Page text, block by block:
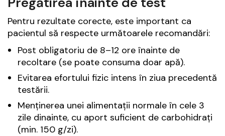
Pentru rezultate corecte, este important ca
pacientul să respecte următoarele recomandări:
Post obligatoriu de 8–12 ore înainte de
recoltare (se poate consuma doar apă).
Evitarea efortului fizic intens în ziua precedentă
testării.
Menținerea unei alimentații normale în cele 3
zile dinainte, cu aport suficient de carbohidrați
(min. 150 g/zi).